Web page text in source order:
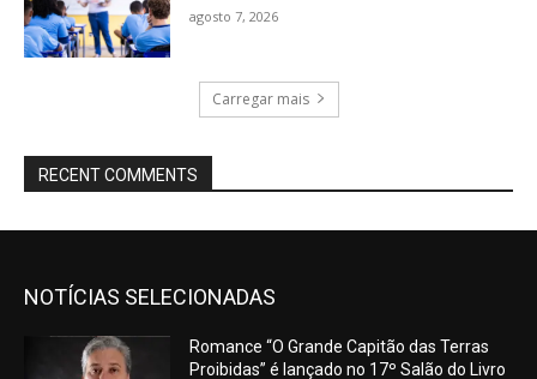
agosto 7, 2026
Carregar mais
RECENT COMMENTS
NOTÍCIAS SELECIONADAS
Romance “O Grande Capitão das Terras
Proibidas” é lançado no 17º Salão do Livro